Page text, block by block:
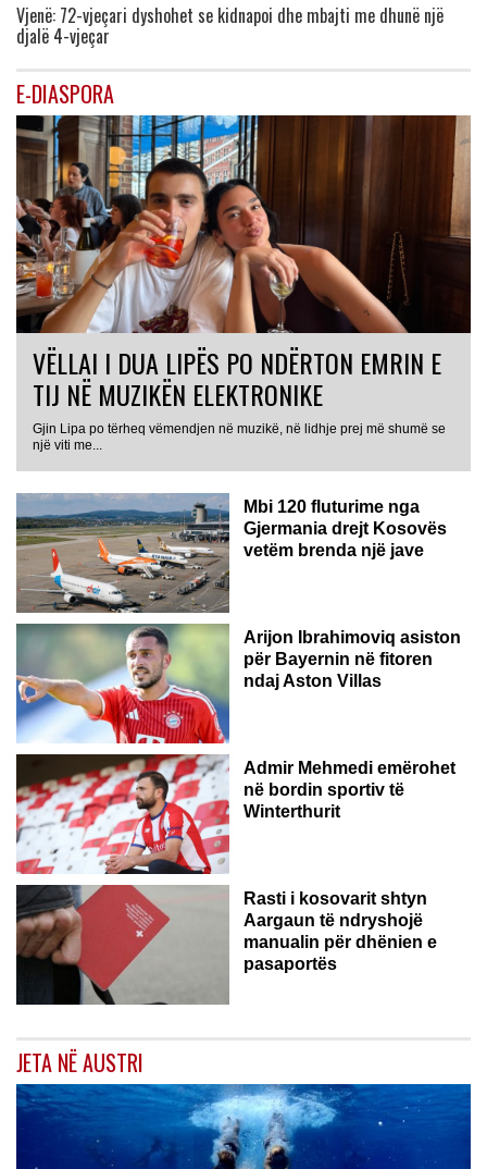
Vjenë: 72-vjeçari dyshohet se kidnapoi dhe mbajti me dhunë një
djalë 4-vjeçar
E-DIASPORA
VËLLAI I DUA LIPËS PO NDËRTON EMRIN E
TIJ NË MUZIKËN ELEKTRONIKE
Gjin Lipa po tërheq vëmendjen në muzikë, në lidhje prej më shumë se
një viti me...
GJERMANI
Mbi 120 fluturime nga
Gjermania drejt Kosovës
vetëm brenda një jave
Arijon Ibrahimoviq asiston
për Bayernin në fitoren
ndaj Aston Villas
ZVICËR
Admir Mehmedi emërohet
në bordin sportiv të
Winterthurit
Rasti i kosovarit shtyn
Aargaun të ndryshojë
manualin për dhënien e
pasaportës
JETA NË AUSTRI